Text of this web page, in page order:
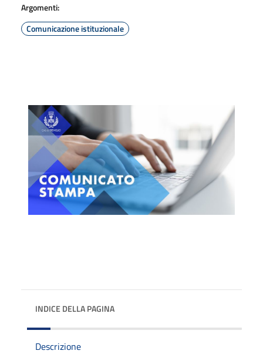
Argomenti:
Comunicazione istituzionale
INDICE DELLA PAGINA
Descrizione